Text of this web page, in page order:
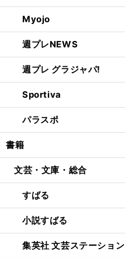
Myojo
週プレNEWS
週プレ グラジャパ!
Sportiva
パラスポ
書籍
文芸・文庫・総合
すばる
小説すばる
集英社 文芸ステーション